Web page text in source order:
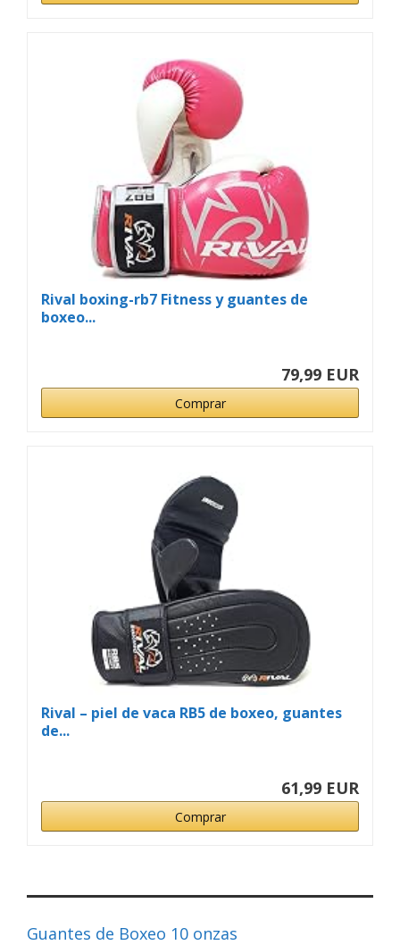
Rival boxing-rb7 Fitness y guantes de
boxeo...
79,99 EUR
Comprar
Rival – piel de vaca RB5 de boxeo, guantes
de...
61,99 EUR
Comprar
Guantes de Boxeo 10 onzas